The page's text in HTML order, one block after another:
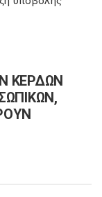
ΚΕΡΔΩΝ